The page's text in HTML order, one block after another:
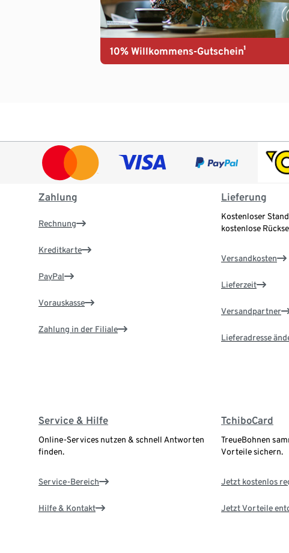
10% Willkommens-Gutschein¹
Zahlung
Rechnung
Kreditkarte
PayPal
Vorauskasse
Zahlung in der Filiale
Lieferung
Kostenloser
kostenlose
Versandkosten
Lieferzeit
Versandpartner
Lieferadresse
Service & Hilfe
Online-Services nutzen & schnell Antworten
finden.
Service-Bereich
Hilfe & Kontakt
TchiboCard
TreueBohnen
Vorteile sichern.
Jetzt kostenlos
Jetzt Vorteile